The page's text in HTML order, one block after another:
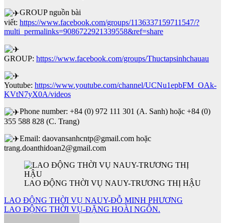
GROUP nguồn bài
viết: https://www.facebook.com/groups/1136337159711547/?
multi_permalinks=9086722921339558&ref=share
GROUP: https://www.facebook.com/groups/Thuctapsinhchauau
Youtube: https://www.youtube.com/channel/UCNu1epbFM_OAk-
KVtN7yX0A/videos
Phone number: +84 (0) 972 111 301 (A. Sanh) hoặc +84 (0)
355 588 828 (C. Trang)
Email: daovansanhcntp@gmail.com hoặc
trang.doanthidoan2@gmail.com
LAO ĐỘNG THỜI VỤ NAUY-TRƯƠNG THỊ HẬU
Điều
hướng
LAO ĐỘNG THỜI VỤ NAUY-ĐỖ MINH PHƯƠNG
LAO ĐỘNG THỜI VỤ-ĐẶNG HOÀI NGÔN.